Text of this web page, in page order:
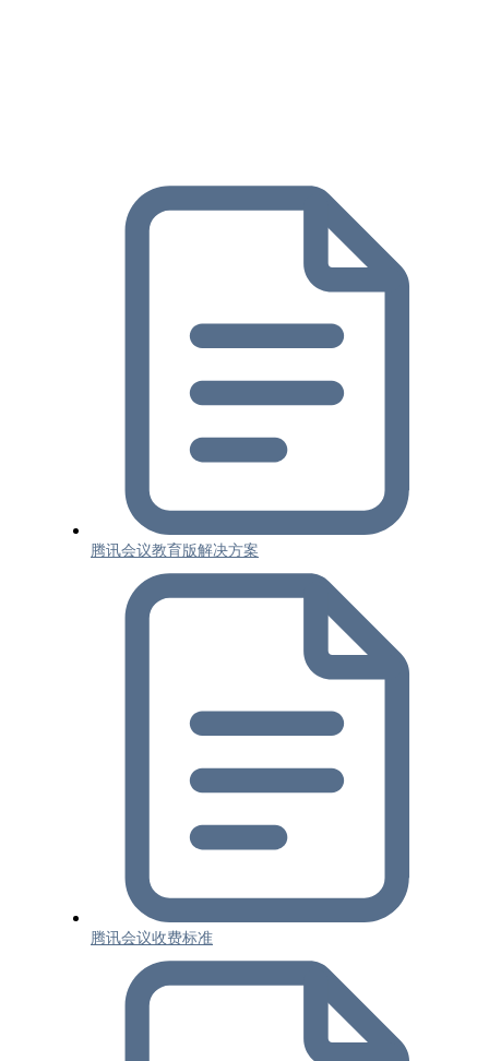
腾讯会议教育版解决方案
腾讯会议收费标准